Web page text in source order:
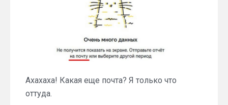
Ахахаха! Какая еще почта? Я только что
оттуда.